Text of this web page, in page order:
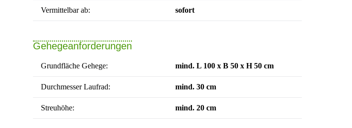
Vermittelbar ab: sofort
Gehegeanforderungen
Grundfläche Gehege: mind. L 100 x B 50 x H 50 cm
Durchmesser Laufrad: mind. 30 cm
Streuhöhe: mind. 20 cm